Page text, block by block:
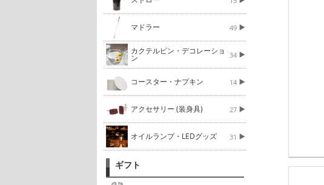
マドラー 49
カクテルピン・デコレーショ
ン 34
コースター・ナプキン 14
アクセサリー (装身具) 27
オイルランプ・LEDグッズ 31
ギフト